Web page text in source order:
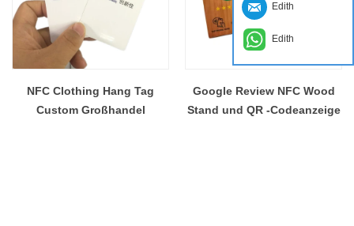
NFC Clothing Hang Tag
Custom Großhandel
Google Review NFC Wood
Stand und QR -Codeanzeige
Edith
Edith